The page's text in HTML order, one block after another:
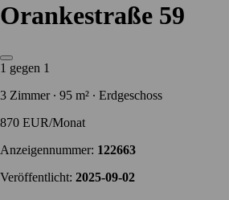
Orankestraße 59
1 gegen 1
3 Zimmer ∙ 95 m² ∙ Erdgeschoss
870 EUR/Monat
Anzeigennummer: 122663
Veröffentlicht: 2025-09-02